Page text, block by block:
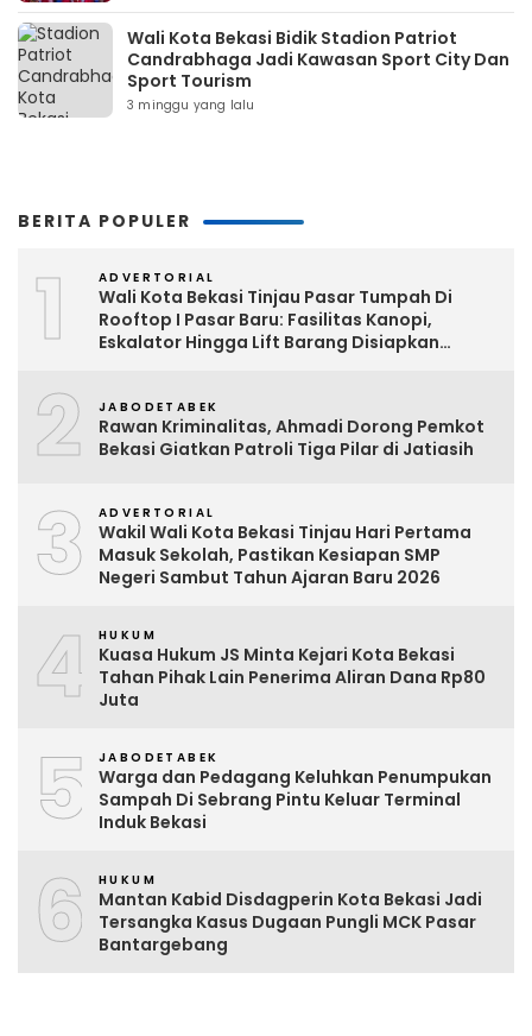
Wali Kota Bekasi Bidik Stadion Patriot
Candrabhaga Jadi Kawasan Sport City Dan
Sport Tourism
3 minggu yang lalu
BERITA POPULER
1 ADVERTORIAL
Wali Kota Bekasi Tinjau Pasar Tumpah Di
Rooftop I Pasar Baru: Fasilitas Kanopi,
Eskalator Hingga Lift Barang Disiapkan
2 JABODETABEK
Rawan Kriminalitas, Ahmadi Dorong Pemkot
Bekasi Giatkan Patroli Tiga Pilar di Jatiasih
3 ADVERTORIAL
Wakil Wali Kota Bekasi Tinjau Hari Pertama
Masuk Sekolah, Pastikan Kesiapan SMP
Negeri Sambut Tahun Ajaran Baru 2026
4 HUKUM
Kuasa Hukum JS Minta Kejari Kota Bekasi
Tahan Pihak Lain Penerima Aliran Dana Rp80
Juta
5 JABODETABEK
Warga dan Pedagang Keluhkan Penumpukan
Sampah Di Sebrang Pintu Keluar Terminal
Induk Bekasi
6 HUKUM
Mantan Kabid Disdagperin Kota Bekasi Jadi
Tersangka Kasus Dugaan Pungli MCK Pasar
Bantargebang